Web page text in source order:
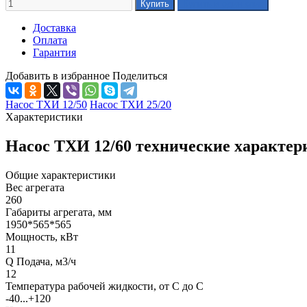
Доставка
Оплата
Гарантия
Добавить в избранное Поделиться
Насос ТХИ 12/50 Насос ТХИ 25/20
Характеристики
Насос ТХИ 12/60 технические
Общие характеристики
Вес агрегата
260
Габариты агрегата, мм
1950*565*565
Мощность, кВт
11
Q Подача, м3/ч
12
Температура рабочей жидкости, от С до С
-40...+120